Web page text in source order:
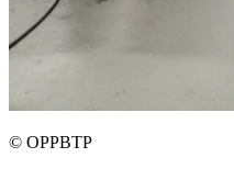
© OPPBTP